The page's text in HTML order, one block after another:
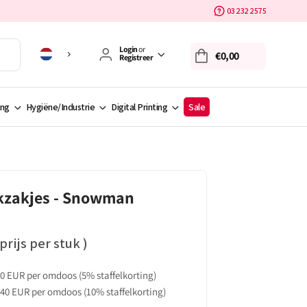
03 232 2575
Loginor
Registreer
€0,00
Hygiëne/Industrie Digital Printing Sale
- Snowman
prijs per stuk )
EUR per omdoos (5% staffelkorting)
EUR per omdoos (10% staffelkorting)